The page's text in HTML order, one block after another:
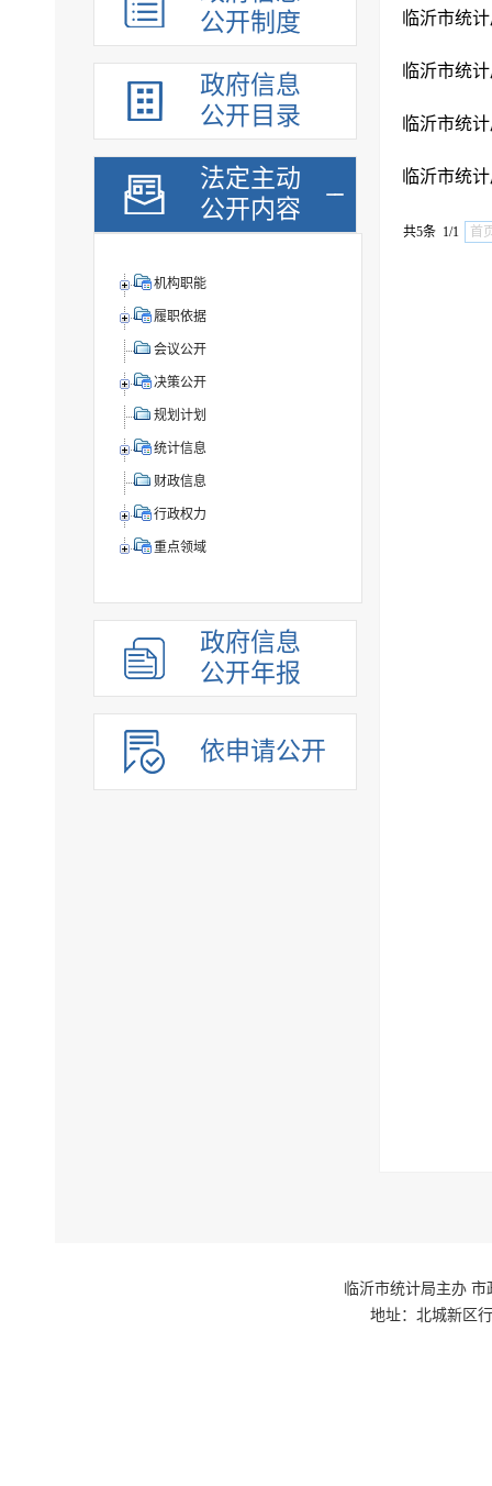
公开制度
政府信息
公开目录
法定主动
公开内容
机构职能
履职依据
会议公开
决策公开
规划计划
统计信息
财政信息
行政权力
重点领域
政府信息
公开年报
依申请公开
临沂市统
临沂市统
临沂市统
临沂市统
共5条 1/1 首
临沂市统计局主办 市
地址：北城新区